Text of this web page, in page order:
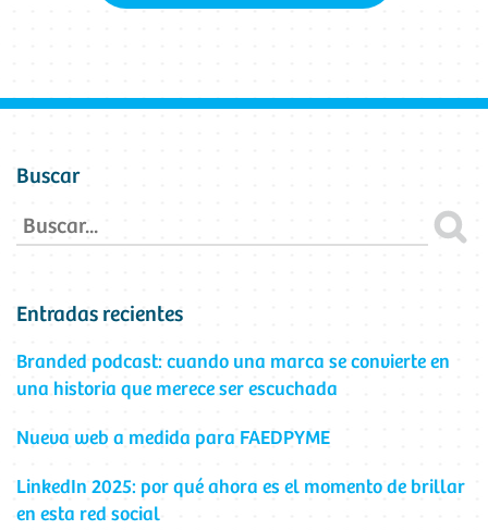
Buscar
Entradas recientes
Branded podcast: cuando una marca se convierte en
una historia que merece ser escuchada
Nueva web a medida para FAEDPYME
LinkedIn 2025: por qué ahora es el momento de brillar
en esta red social